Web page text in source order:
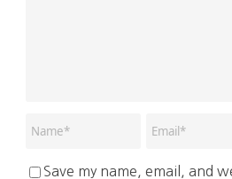
Save my name, email, and